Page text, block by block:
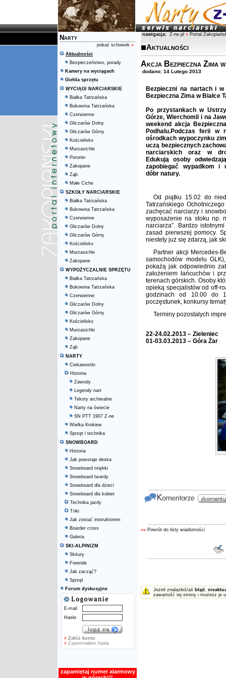
Narty
pokaż schowek »
Aktualności
Bezpieczeństwo, porady
Kamery na wyciągach
Giełda sprzętu
WYCIĄGI NARCIARSKIE
Białka Tatrzańska
Bukowina Tatrzańska
Czerwienne
Gliczarów Dolny
Gliczarów Górny
Kościelisko
Murzasichle
Poronin
Zakopane
Ząb
Małe Ciche
SZKOŁY NARCIARSKIE
Białka Tatrzańska
Bukowina Tatrzańska
Czerwienne
Gliczarów Dolny
Gliczarów Górny
Kościelisko
Murzasichle
Zakopane
WYPOŻYCZALNIE SPRZĘTU
Białka Tatrzańska
Bukowina Tatrzańska
Czerwienne
Gliczarów Dolny
Gliczarów Górny
Kościelisko
Murzasichle
Zakopane
Ząb
NARTY
Ciekawostki
Historia
Zawody
Legendy nart
Teksty archiwalne
Narty na świecie
SN PTT 1907 Z-ne
Wielka Krokiew
Sprzęt i technika
SNOWBOARD
Historia
Jak powstaje deska
Snowboard miękki
Snowboard twardy
Snowboard dla dzieci
Snowboard dla kobiet
Technika jazdy
Triki
Jak zostać instruktorem
Boarder cross
Galeria
SKI-ALPINIZM
Skitury
Freeride
Jak zacząć?
Sprzęt
Forum dyskusyjne
E-mail
Hasło
» Załóż konto
»Zapomniałem hasła
zapamiętaj numer alarmowy
nawigacja: Z-ne.pl » Portal
Aktualności
Akcja Bezpieczna Zima
dodano: 14 Lutego 2013
Bezpieczni na nartach i
Bezpieczna Zima w Białce
Po przystankach w
Górze, Wierchomli i na
weekend akcja
Podhalu.Podczas ferii w
ośrodkach wypoczynku
uczą bezpiecznych
narciarskich oraz w
Edukują osoby
zapobiegać wypadkom i
dóbr natury.
Od piątku 15.02 do
Tatrzańskiego
zachęcać narciarzy i
wyposażenie na stoku np.
narciarza”. Bardzo
zasad pierwszej pomocy.
niestety już się zdarzą, jak
Partner akcji Mercedes-
samochodów modelu
pokażą jak odpowiednio
założeniem łańcuchów i
terenach górskich. Osoby
opieką specjalistów od off-
godzinach od 10.00 do
poczęstunek, konkursy
Terminy pozostałych
22-24.02.2013 – Zieleniec
01-03.03.2013 – Góra Żar
«« Powrót do listy wiadomości
Jeżeli znalazłeś/aś błąd ,
zawartość tej strony i możesz je